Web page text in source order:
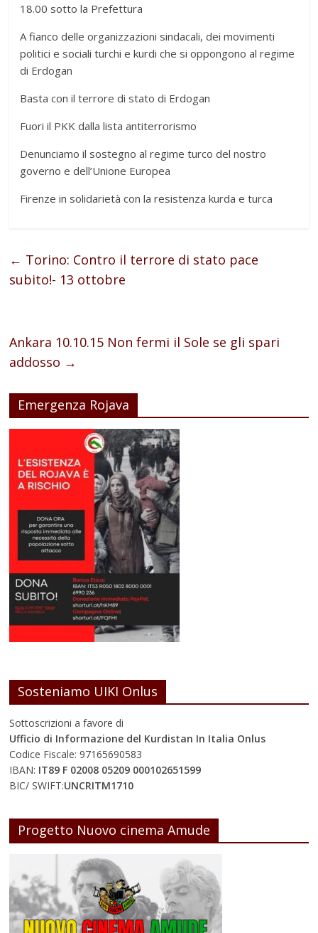
18.00 sotto la Prefettura
A fianco delle organizzazioni sindacali, dei movimenti
politici e sociali turchi e kurdi che si oppongono al regime
di Erdogan
Basta con il terrore di stato di Erdogan
Fuori il PKK dalla lista antiterrorismo
Denunciamo il sostegno al regime turco del nostro
governo e dell’Unione Europea
Firenze in solidarietà con la resistenza kurda e turca
← Torino: Contro il terrore di stato pace
subito!- 13 ottobre
Ankara 10.10.15 Non fermi il Sole se gli spari
addosso →
Emergenza Rojava
Sosteniamo UIKI Onlus
Sottoscrizioni a favore di
Ufficio di Informazione del Kurdistan In Italia Onlus
Codice Fiscale: 97165690583
IBAN: IT89 F 02008 05209 000102651599
BIC/ SWIFT:UNCRITM1710
Progetto Nuovo cinema Amude